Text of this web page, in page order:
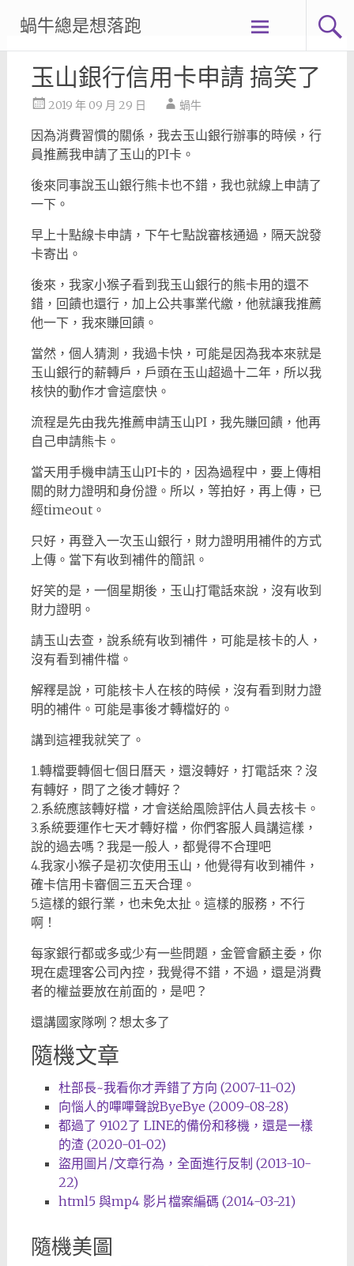
content
蝸牛總是想落跑
玉山銀行信用卡申請 搞笑了
2019 年 09 月 29 日 蝸牛
因為消費習慣的關係，我去玉山銀行辦事的時候，行
員推薦我申請了玉山的PI卡。
後來同事說玉山銀行熊卡也不錯，我也就線上申請了
一下。
早上十點線卡申請，下午七點說審核通過，隔天說發
卡寄出。
後來，我家小猴子看到我玉山銀行的熊卡用的還不
錯，回饋也還行，加上公共事業代繳，他就讓我推薦
他一下，我來賺回饋。
當然，個人猜測，我過卡快，可能是因為我本來就是
玉山銀行的薪轉戶，戶頭在玉山超過十二年，所以我
核快的動作才會這麼快。
流程是先由我先推薦申請玉山PI，我先賺回饋，他再
自己申請熊卡。
當天用手機申請玉山PI卡的，因為過程中，要上傳相
關的財力證明和身份證。所以，等拍好，再上傳，已
經timeout。
只好，再登入一次玉山銀行，財力證明用補件的方式
上傳。當下有收到補件的簡訊。
好笑的是，一個星期後，玉山打電話來說，沒有收到
財力證明。
請玉山去查，說系統有收到補件，可能是核卡的人，
沒有看到補件檔。
解釋是說，可能核卡人在核的時候，沒有看到財力證
明的補件。可能是事後才轉檔好的。
講到這裡我就笑了。
1.轉檔要轉個七個日曆天，還沒轉好，打電話來？沒
有轉好，問了之後才轉好？
2.系統應該轉好檔，才會送給風險評估人員去核卡。
3.系統要運作七天才轉好檔，你們客服人員講這樣，
說的過去嗎？我是一般人，都覺得不合理吧
4.我家小猴子是初次使用玉山，他覺得有收到補件，
確卡信用卡審個三五天合理。
5.這樣的銀行業，也未免太扯。這樣的服務，不行
啊！
每家銀行都或多或少有一些問題，金管會顧主委，你
現在處理客公司內控，我覺得不錯，不過，還是消費
者的權益要放在前面的，是吧？
還講國家隊咧？想太多了
隨機文章
杜部長~我看你才弄錯了方向 (2007-11-02)
向惱人的嗶嗶聲說ByeBye (2009-08-28)
都過了 9102了 LINE的備份和移機，還是一樣
的渣 (2020-01-02)
盜用圖片/文章行為，全面進行反制 (2013-10-
22)
html5 與mp4 影片檔案編碼 (2014-03-21)
隨機美圖